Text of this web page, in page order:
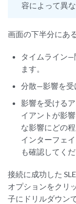
容によって異な
画面の下半分にあ
タイムライン—
ます。
分散—影響を受
影響を受ける
イアントが影
な影響にどの
インターフェ
も確認してくだ
接続に成功した
オプションをクリ
子にドリルダウン